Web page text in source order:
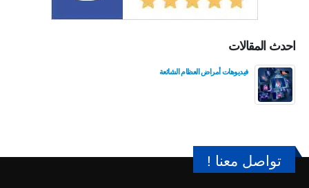
احدث المقالات
فيديوهات أمراض العظام الشائعة
تواصل معنا !